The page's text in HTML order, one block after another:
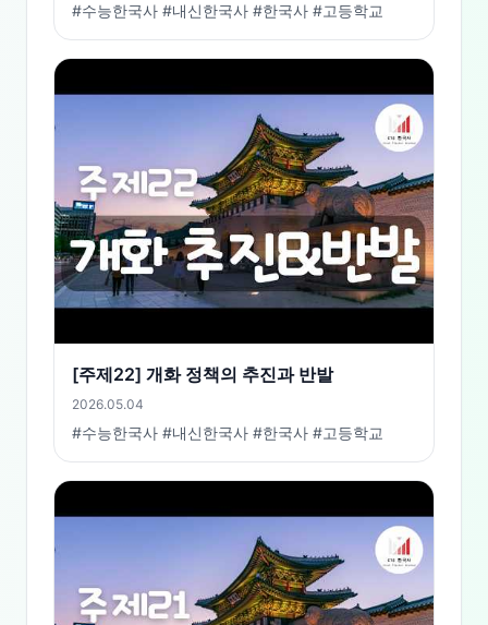
#수능한국사 #내신한국사 #한국사 #고등학교
[주제22] 개화 정책의 추진과 반발
2026.05.04
#수능한국사 #내신한국사 #한국사 #고등학교